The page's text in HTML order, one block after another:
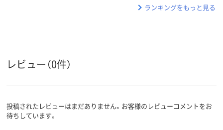
ランキングをもっと見る
レビュー（0件）
投稿されたレビューはまだありません。お客様のレビューコメントをお
待ちしています。